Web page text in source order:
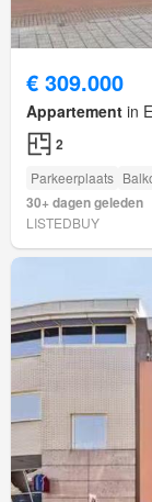
€ 309.000
Appartement in
2
Parkeerplaats
30+ dagen geleden
LISTEDBUY